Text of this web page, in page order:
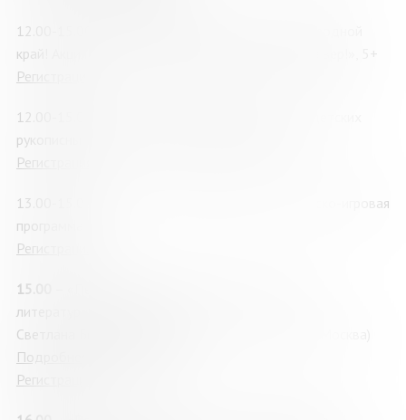
12.00-15.00
край! Акция в рамках книжной ярмарки «Читай север!», 5+
Регистрация
12.00-15.00
рукописных книг из фонда музея МОДЮБ, 6+
Регистрация
13.00-15.00
«С нами не соскучишься»: творческо-игровая
программа, 5+
Регистрация
15.00
литературного журнала, 6+
Светлана Белова, писатель, историк-краевед, (г. Москва)
Подробнее о мероприятии
Регистрация